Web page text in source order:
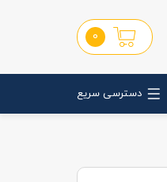
0
دسترسی سریع